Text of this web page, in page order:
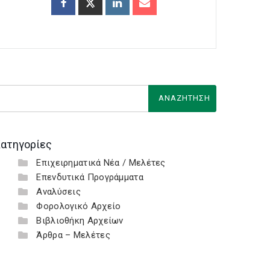
Επιχειρηματικά Νέα / Μελέτες
Επενδυτικά Προγράμματα
Αναλύσεις
Φορολογικό Αρχείο
Βιβλιοθήκη Αρχείων
Άρθρα – Μελέτες